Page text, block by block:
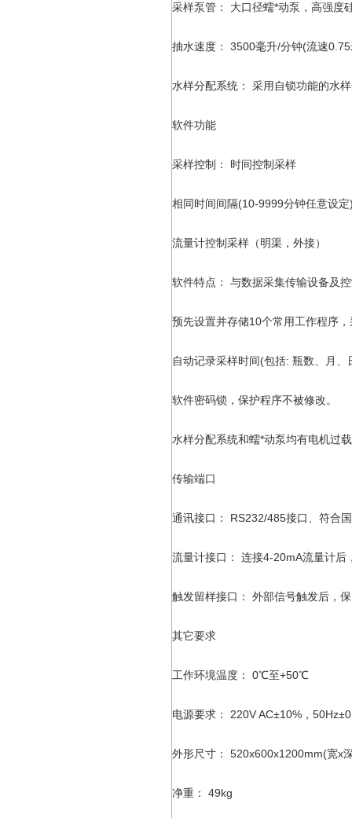
采样泵管： 大口径蠕*动泵，高强度
抽水速度： 3500毫升/分钟(流速
水样分配系统： 采用自锁功能的水
软件功能
采样控制： 时间控制采样
相同时间间隔(10-9999分钟任意设
流量计控制采样（明渠，外接）
软件特点： 与数据采集传输设备及
预先设置并存储10个常用工作程序
自动记录采样时间(包括: 瓶数、月、
软件密码锁，保护程序不被修改。
水样分配系统和蠕*动泵均有电机过
传输端口
通讯接口： RS232/485接口、符合
流量计接口： 连接4-20mA流量计后
触发留样接口： 外部信号触发后，
其它要求
工作环境温度： 0℃至+50℃
电源要求： 220V AC±10%，
外形尺寸： 520x600x1200mm(宽x
净重： 49kg